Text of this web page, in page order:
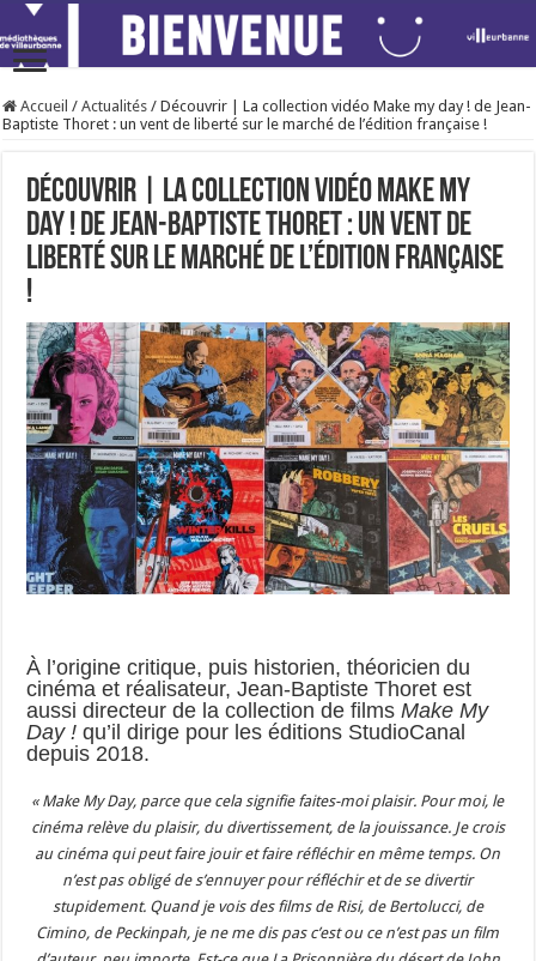
Accueil / Actualités / Découvrir | La collection vidéo Make my day ! de Jean-
Baptiste Thoret : un vent de liberté sur le marché de l’édition française !
Découvrir | La collection vidéo Make my
day ! de Jean-Baptiste Thoret : un vent de
liberté sur le marché de l’édition française
!
À l’origine critique, puis historien, théoricien du
cinéma et réalisateur, Jean-Baptiste Thoret est
aussi directeur de la collection de filmsMake My
Day ! qu’il dirige pour les éditions StudioCanal
depuis 2018.
« Make My Day, parce que cela signifie faites-moi plaisir. Pour moi, le
cinéma relève du plaisir, du divertissement, de la jouissance. Je crois
au cinéma qui peut faire jouir et faire réfléchir en même temps. On
n’est pas obligé de s’ennuyer pour réfléchir et de se divertir
stupidement. Quand je vois des films de Risi, de Bertolucci, de
Cimino, de Peckinpah, je ne me dis pas c’est ou ce n’est pas un film